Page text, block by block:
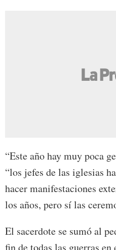
“Este año hay muy poca
“los jefes de las iglesias
hacer manifestaciones
los años, pero sí las
El sacerdote se sumó al
fin de todas las guerras